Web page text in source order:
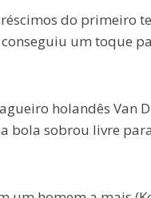
do primeiro
um toque
holandês Van
bola sobrou livre